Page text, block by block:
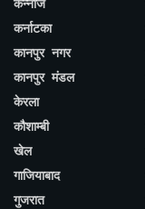
कन्नौज
कर्नाटका
कानपुर नगर
कानपुर मंडल
केरला
कौशाम्बी
खेल
गाजियाबाद
गुजरात